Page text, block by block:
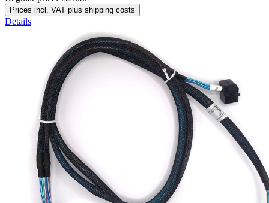
Prices incl. VAT plus shipping costs
Details